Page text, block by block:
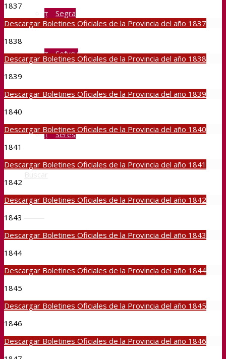
Segra
Sefycu
Seface
Seres
1837
Descargar Boletines Oficiales de la Provincia del año 1837
1838
Descargar Boletines Oficiales de la Provincia del año 1838
1839
Descargar Boletines Oficiales de la Provincia del año 1839
1840
Descargar Boletines Oficiales de la Provincia del año 1840
1841
Descargar Boletines Oficiales de la Provincia del año 1841
1842
Descargar Boletines Oficiales de la Provincia del año 1842
1843
Descargar Boletines Oficiales de la Provincia del año 1843
1844
Descargar Boletines Oficiales de la Provincia del año 1844
1845
Descargar Boletines Oficiales de la Provincia del año 1845
1846
Descargar Boletines Oficiales de la Provincia del año 1846